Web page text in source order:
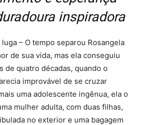
inspiradora
– O tempo separou Rosangela
de sua vida, mas ela conseguiu
de quatro décadas, quando o
improvável de se cruzar
uma adolescente ingênua, ela o
mulher adulta, com duas filhas,
no exterior e uma bagagem